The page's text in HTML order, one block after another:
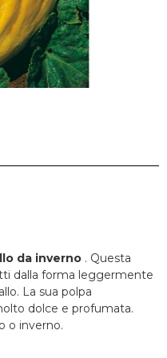
da inverno . Questa
dalla forma leggermente
La sua polpa
dolce e profumata.
o inverno.